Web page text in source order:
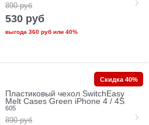
890 руб
530 руб
выгода 360 рубили 40%
Пластиковый чехол SwitchEasy
Melt Cases Green iPhone 4 / 4S
605
890 руб
Скидка 40%